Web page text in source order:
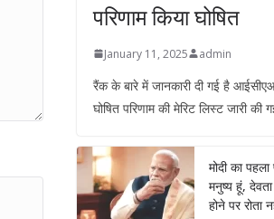
परिणाम किया घोषित
January 11, 2025 admin
रैंक के बारे में जानकारी दी गई है
घोषित परिणाम की मेरिट लिस्ट जारी की
मोदी का
मनुष्य हूं,
होने पर रोता